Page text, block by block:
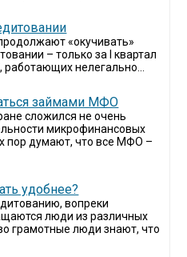
«окучивать»
– только за I квартал
нелегально...
займами МФО
сложился не очень
микрофинансовых
пор думают, что все МФО –
удобнее?
вопреки
люди из различных
грамотные люди знают, что